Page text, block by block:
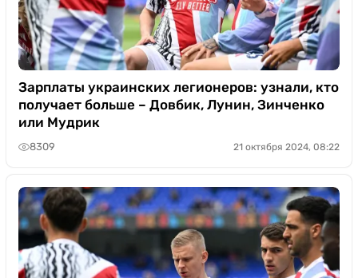
Зарплаты украинских легионеров: узнали, кто
получает больше – Довбик, Лунин, Зинченко
или Мудрик
8309 21 октября 2024, 08:22